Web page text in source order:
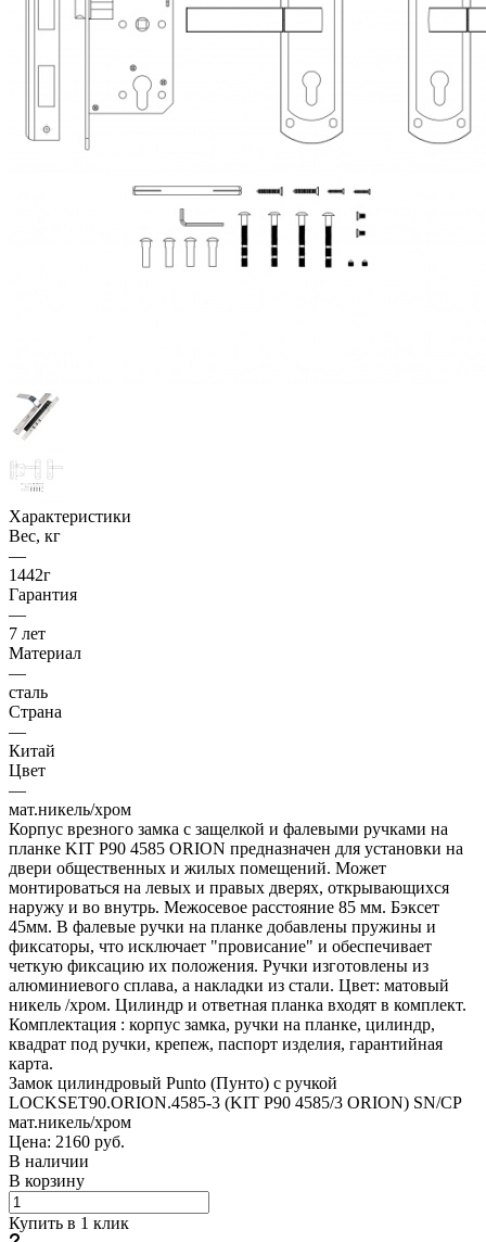
Характеристики
Вес, кг
—
1442г
Гарантия
—
7 лет
Материал
—
сталь
Страна
—
Китай
Цвет
—
мат.никель/хром
Корпус врезного замка с защелкой и фалевыми ручками на
планке KIT P90 4585 ORION предназначен для установки на
двери общественных и жилых помещений. Может
монтироваться на левых и правых дверях, открывающихся
наружу и во внутрь. Межосевое расстояние 85 мм. Бэксет
45мм. В фалевые ручки на планке добавлены пружины и
фиксаторы, что исключает "провисание" и обеспечивает
четкую фиксацию их положения. Ручки изготовлены из
алюминиевого сплава, а накладки из стали. Цвет: матовый
никель /хром. Цилиндр и ответная планка входят в комплект.
Комплектация : корпус замка, ручки на планке, цилиндр,
квадрат под ручки, крепеж, паспорт изделия, гарантийная
карта.
Замок цилиндровый Punto (Пунто) с ручкой
LOCKSET90.ORION.4585-3 (KIT P90 4585/3 ORION) SN/CP
мат.никель/хром
Цена: 2160 руб.
В наличии
В корзину
Купить в 1 клик